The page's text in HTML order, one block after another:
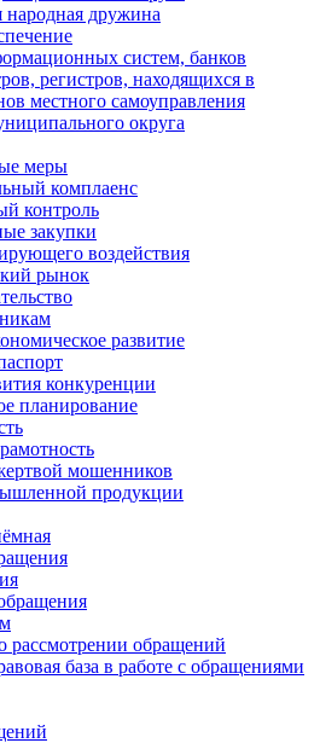
народная дружина
систем, банков
регистров, находящихся в
местного самоуправления
округа
меры
комплаенс
контроль
закупки
воздействия
рынок
развитие
конкуренции
планирование
мошенников
продукции
рассмотрении обращений
база в работе с обращениями